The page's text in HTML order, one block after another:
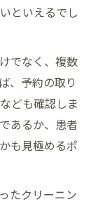
といえるでし
でなく、複数
、予約の取り
ども確認しま
あるか、患者
も見極めるポ
たクリーニン